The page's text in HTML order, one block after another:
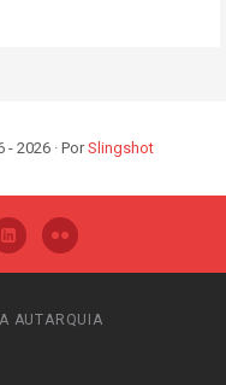
2026 · PorSlingshot
AUTARQUIA